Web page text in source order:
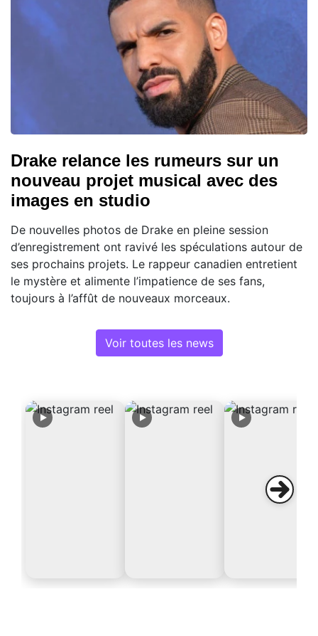
Drake relance les rumeurs sur un
nouveau projet musical avec des
images en studio
De nouvelles photos de Drake en pleine session
d’enregistrement ont ravivé les spéculations autour de
ses prochains projets. Le rappeur canadien entretient
le mystère et alimente l’impatience de ses fans,
toujours à l’affût de nouveaux morceaux.
Voir toutes les news